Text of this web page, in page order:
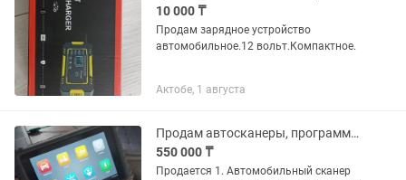
10 000 ₸
Продам зарядное устройство
автомобильное.12 вольт.Компактное.
Актобе, 1 августа
Продам автосканеры, программаторы.
550 000 ₸
Продается 1. Автомобильный сканер